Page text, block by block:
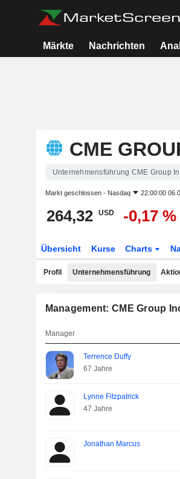
Märkte Nachrichten
CME
Unternehmensführung CME Group
Markt geschlossen - Nasdaq 22:00:00
264,32 USD -0,17 %
Übersicht Kurse Charts
Profil Unternehmensführung
Management: CME Group
Manager
Terrence Duffy
67 Jahre
Lynne Fitzpatrick
47 Jahre
Jonathan Marcus